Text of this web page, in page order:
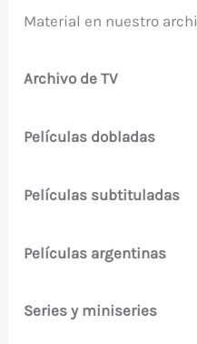
Material en nuestro
Archivo de TV
Películas dobladas
Películas subtituladas
Películas argentinas
Series y miniseries